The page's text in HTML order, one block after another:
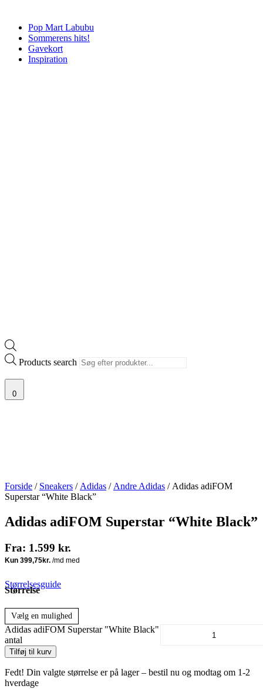
Pop Mart Labubu
Sommerens hits!
Gavekort
Inspiration
Products search
0
Forside / Sneakers / Adidas / Andre Adidas / Adidas adiFOM
Superstar “White Black”
Adidas adiFOM Superstar “White Black”
Fra: 1.599 kr.
Størrelsesguide
Størrelse
Vælg en mulighed
Adidas adiFOM Superstar "White Black"
antal
Tilføj til kurv
Fedt! Din valgte størrelse er på lager – bestil nu og modtag om 1-2
hverdage